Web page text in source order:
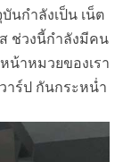
นกำลังเป็น เน็ต
ช่วงนี้กำลังมีคน
น้าหมวยของเรา
าร์ป กันกระหน่ำ